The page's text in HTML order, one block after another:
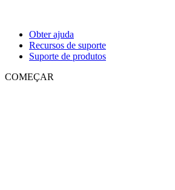
Obter ajuda
Recursos de suporte
Suporte de produtos
COMEÇAR